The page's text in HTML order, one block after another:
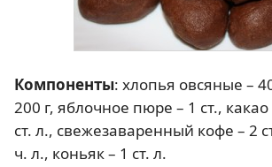
Компоненты: хлопья овсяные –
200 г, яблочное пюре – 1 ст.,
ст. л., свежезаваренный кофе – 2
ч. л., коньяк – 1 ст. л.